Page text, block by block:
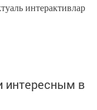
интерактивлар
в